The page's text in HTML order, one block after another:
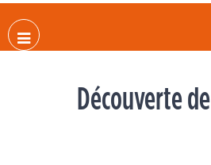
Découverte de